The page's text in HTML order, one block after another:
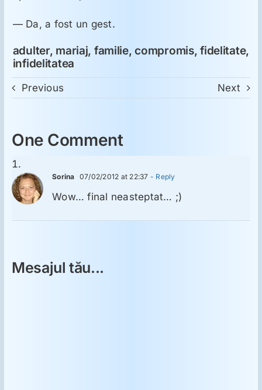
— Da, a fost un gest.
adulter, mariaj, familie, compromis, fidelitate,
infidelitatea
Previous Next
One Comment
Sorina 07/02/2012 at 22:37 - Reply
Wow… final neasteptat… ;)
Mesajul tău...